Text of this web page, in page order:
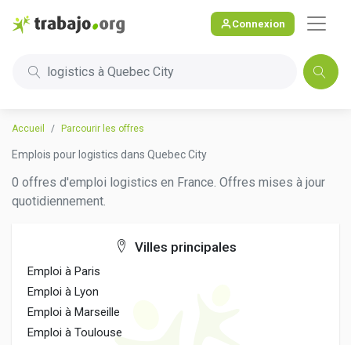
Connexion
logistics à Quebec City
Accueil Parcourir les offres
Emplois pour logistics dans Quebec City
0 offres d'emploi logistics en France. Offres mises à jour
quotidiennement.
Villes principales
Emploi à Paris
Emploi à Lyon
Emploi à Marseille
Emploi à Toulouse